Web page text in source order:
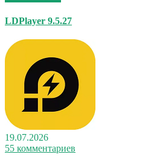
LDPlayer 9.5.27
19.07.2026
55 комментариев